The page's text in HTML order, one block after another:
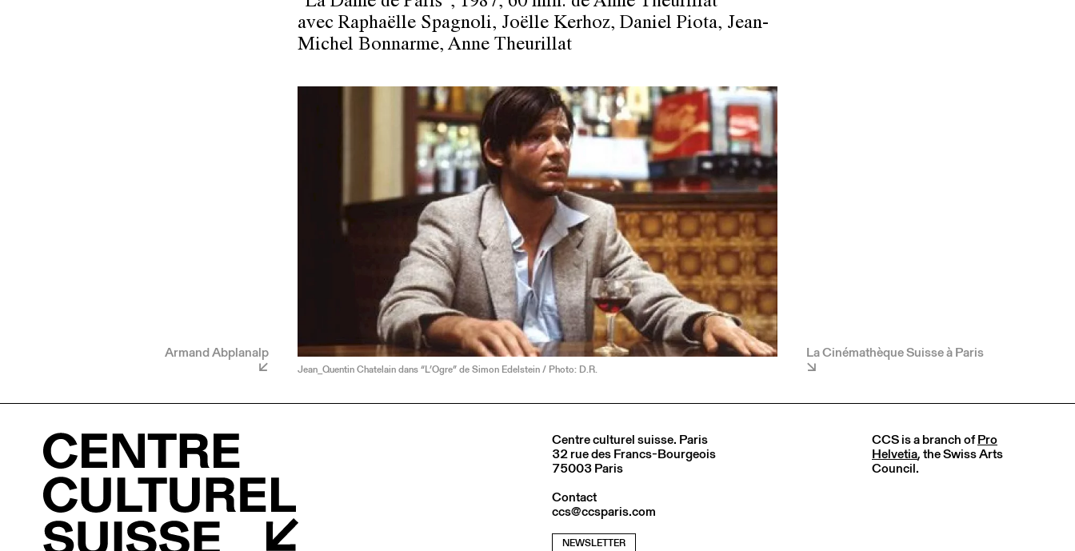
Armand Abplanalp
avec Raphaëlle Spagnoli, Joëlle Kerhoz, Daniel Piota, Jean-
Michel Bonnarme, Anne Theurillat
Jean_Quentin Chatelain dans “L’Ogre” de Simon Edelstein / Photo: D.R.
La Cinémathèque Suisse à Paris
Centre culturel suisse. Paris
32 rue des Francs-Bourgeois
75003 Paris
Contact
ccs@ccsparis.com
NEWSLETTER
CCS is a branch ofPro
Helvetia, the Swiss Arts
Council.